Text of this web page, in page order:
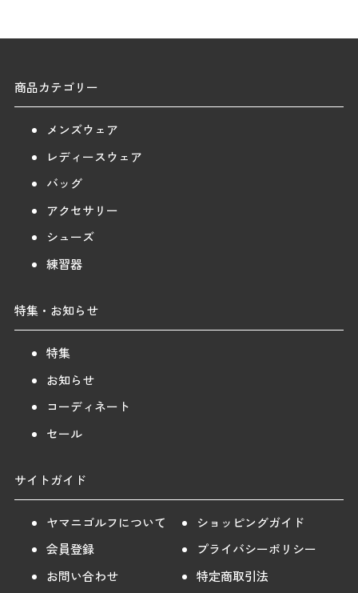
商品カテゴリー
メンズウェア
レディースウェア
バッグ
アクセサリー
シューズ
練習器
特集・お知らせ
特集
お知らせ
コーディネート
セール
サイトガイド
ヤマニゴルフについて
ショッピングガイド
会員登録
プライバシーポリシー
お問い合わせ
特定商取引法